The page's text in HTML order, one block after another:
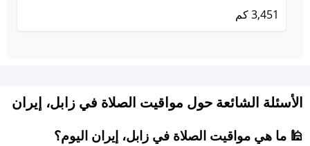
3,451 كم
الأسئلة الشائعة حول مواقيت الصلاة في زابل، إيران
🕌 ما هي مواقيت الصلاة في زابل، إيران اليوم؟